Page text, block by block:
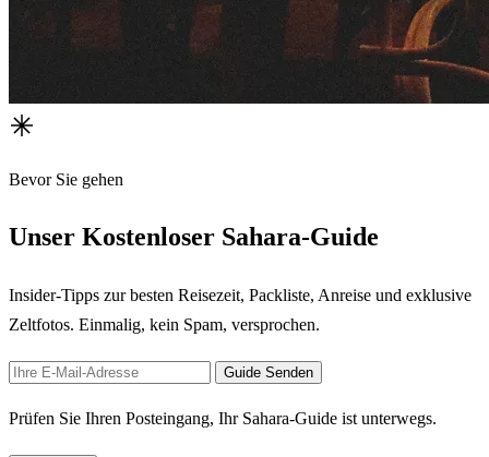
Bevor Sie gehen
Unser Kostenloser Sahara-Guide
Insider-Tipps zur besten Reisezeit, Packliste, Anreise und exklusive
Zeltfotos. Einmalig, kein Spam, versprochen.
Guide Senden
Prüfen Sie Ihren Posteingang, Ihr Sahara-Guide ist unterwegs.